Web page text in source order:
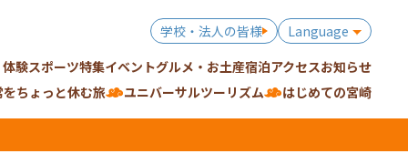
学校・法人の皆様
Language
験スポーツ特集イベントグルメ・お土産宿泊アクセスお知らせ
をちょっと休む旅
ユニバーサルツーリズム はじめての宮崎